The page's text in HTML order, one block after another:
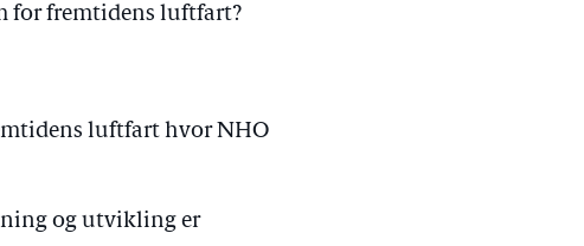
for fremtidens luftfart?
luftfart hvor NHO
og utvikling er